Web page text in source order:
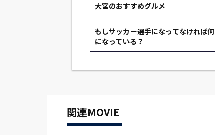
大宮のおすすめグルメ
もしサッカー選手になってなければ何
になっている？
関連MOVIE